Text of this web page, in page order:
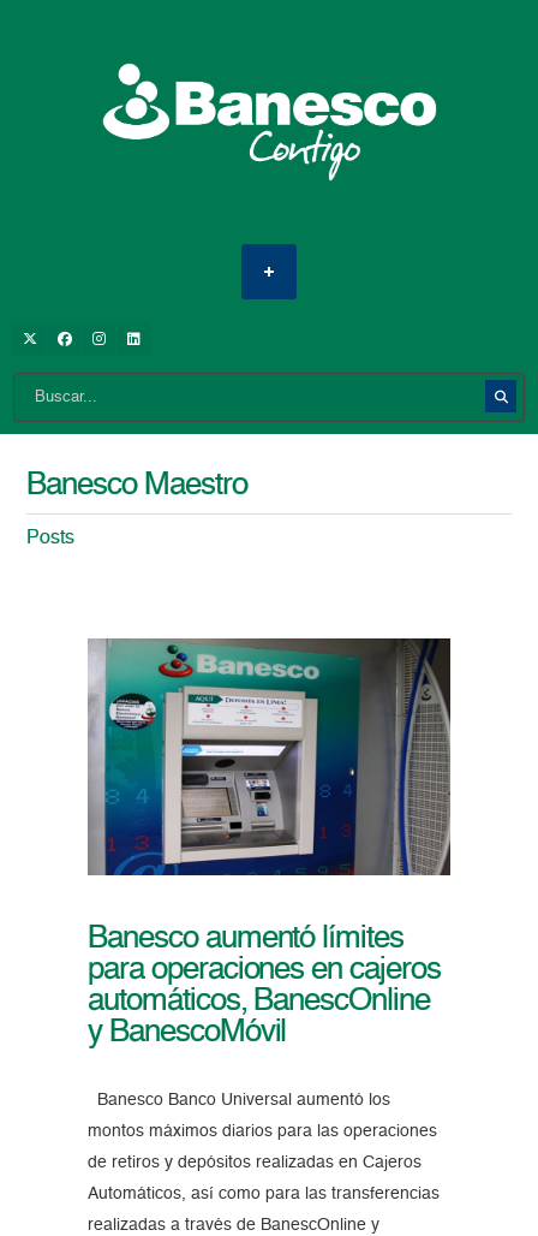
Banesco Maestro
Posts
Banesco aumentó límites
para operaciones en cajeros
automáticos, BanescOnline
y BanescoMóvil
Banesco Banco Universal aumentó los
montos máximos diarios para las operaciones
de retiros y depósitos realizadas en Cajeros
Automáticos, así como para las transferencias
realizadas a través de BanescOnline y